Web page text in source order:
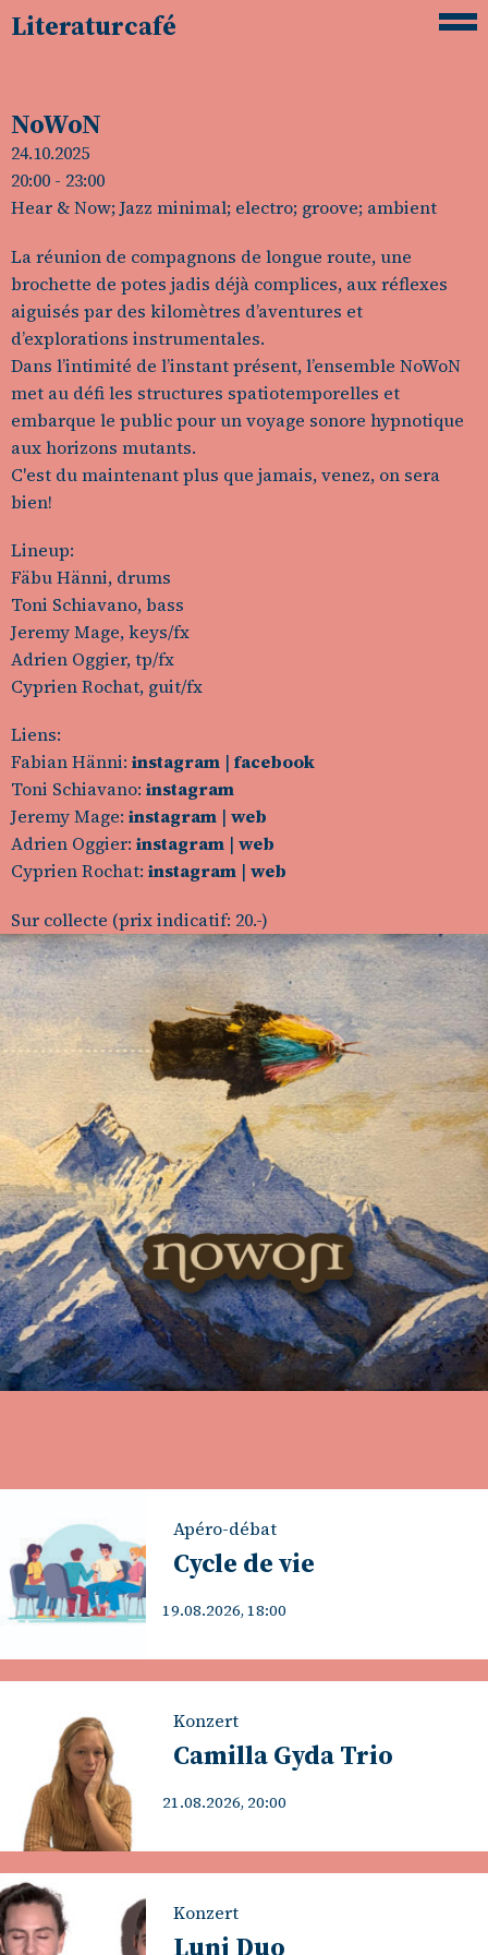
Literaturcafé
NoWoN
24.10.2025
20:00 - 23:00
Hear & Now; Jazz minimal; electro; groove; ambient
La réunion de compagnons de longue route, une
brochette de potes jadis déjà complices, aux réflexes
aiguisés par des kilomètres d’aventures et
d’explorations instrumentales.
Dans l’intimité de l’instant présent, l’ensemble NoWoN
met au défi les structures spatiotemporelles et
embarque le public pour un voyage sonore hypnotique
aux horizons mutants.
C'est du maintenant plus que jamais, venez, on sera
bien!
Lineup:
Fäbu Hänni, drums
Toni Schiavano, bass
Jeremy Mage, keys/fx
Adrien Oggier, tp/fx
Cyprien Rochat, guit/fx
Liens:
Fabian Hänni: instagram | facebook
Toni Schiavano: instagram
Jeremy Mage: instagram | web
Adrien Oggier: instagram | web
Cyprien Rochat: instagram | web
Sur collecte (prix indicatif: 20.-)
Apéro-débat
Cycle de vie
19.08.2026, 18:00
Konzert
Camilla Gyda Trio
21.08.2026, 20:00
Konzert
Luni Duo